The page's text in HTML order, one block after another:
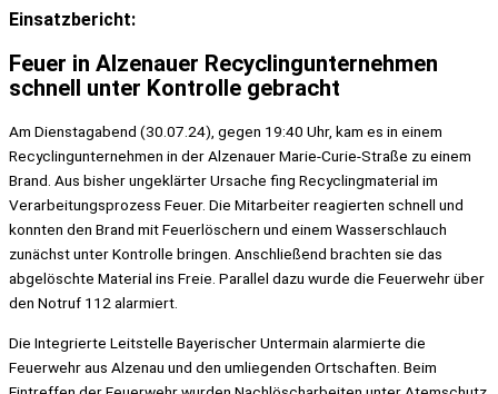
Einsatzbericht:
Feuer in Alzenauer Recyclingunternehmen
schnell unter Kontrolle gebracht
Am Dienstagabend (30.07.24), gegen 19:40 Uhr, kam es in einem
Recyclingunternehmen in der Alzenauer Marie-Curie-Straße zu einem
Brand. Aus bisher ungeklärter Ursache fing Recyclingmaterial im
Verarbeitungsprozess Feuer. Die Mitarbeiter reagierten schnell und
konnten den Brand mit Feuerlöschern und einem Wasserschlauch
zunächst unter Kontrolle bringen. Anschließend brachten sie das
abgelöschte Material ins Freie. Parallel dazu wurde die Feuerwehr über
den Notruf 112 alarmiert.
Die Integrierte Leitstelle Bayerischer Untermain alarmierte die
Feuerwehr aus Alzenau und den umliegenden Ortschaften. Beim